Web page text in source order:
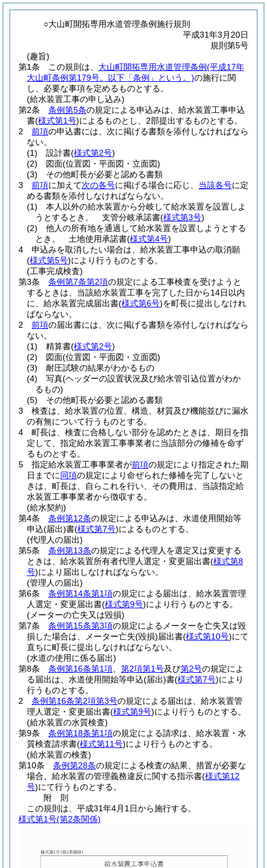
○大山町開拓専用水道管理条例施行規則
平成31年3月20日
規則第5号
(趣旨)
第1条
この規則は、 大山町開拓専用水道管理条例(平成17年
大山町条例第179号。以下「条例」という。)の施行に関
し、必要な事項を定めるものとする。
(給水装置工事の申し込み)
第2条
条例第5条の規定による申込みは、給水装置工事申込
書(様式第1号)によるものとし、2部提出するものとする。
2
前項の申込書には、次に掲げる書類を添付しなければなら
ない。
(1)
設計書(様式第2号)
(2)
図面(位置図・平面図・立面図)
(3)
その他町長が必要と認める書類
3
前項に加えて次の各号に掲げる場合に応じ、 当該各号に定
める書類を添付しなければならない。
(1)
本人以外の給水装置から分岐して給水装置を設置しよ
うとするとき。 支管分岐承諾書(様式第3号)
(2)
他人の所有地を通過して給水装置を設置しようとする
とき。 土地使用承諾書(様式第4号)
4
申込みを取消したい場合は、給水装置工事申込の取消願
(様式第5号)により行うものとする。
(工事完成検査)
第3条
条例第7条第2項の規定による工事検査を受けようと
するときは、当該給水装置工事を完了した日から14日以内
に、給水装置完成届出書(様式第6号)を町長に提出しなけれ
ばならない。
2
前項の届出書には、次に掲げる書類を添付しなければなら
ない。
(1)
精算書(様式第2号)
(2)
図面(位置図・平面図・立面図)
(3)
耐圧試験の結果がわかるもの
(4)
写真(ヘッダーの設置状況及び給水管引込位置がわか
るもの)
(5)
その他町長が必要と認める書類
3
検査は、給水装置の位置、構造、材質及び機能並びに漏水
の有無について行うものとする。
4
町長は、検査に合格しない部分を認めたときは、期日を指
定して、指定給水装置工事事業者に当該部分の修補を命ず
るものとする。
5
指定給水装置工事事業者が前項の規定により指定された期
日までに同項の規定により命ぜられた修補を完了しないと
きは、町長は、自らこれを行い、その費用は、当該指定給
水装置工事事業者から徴収する。
(給水契約)
第4条
条例第12条の規定による申込みは、水道使用開始等
申込(届出)書(様式第7号)によるものとする。
(代理人の届出)
第5条
条例第13条の規定による代理人を選定又は変更する
ときは、給水装置所有者代理人選定・変更届出書(様式第8
号)により届出しなければならない。
(管理人の届出)
第6条
条例第14条第1項の規定による届出は、給水装置管理
人選定・変更届出書(様式第9号)により行うものとする。
(メーターの亡失又は毀損)
第7条
条例第15条第3項の規定によるメーターを亡失又は毀
損した場合は、メーター亡失(毀損)届出書(様式第10号)にて
直ちに町長に提出しなければならない。
(水道の使用に係る届出)
第8条
条例第16条第1項 第2項第1号及び第2号の規定によ
る届出は、水道使用開始等申込(届出)書(様式第7号)により
行うものとする。
2
条例第16条第2項第3号の規定による届出は、給水装置管
理人選定・変更届出書(様式第9号)により行うものとする。
(給水装置の水質検査)
第9条
条例第18条第1項の規定による請求は、給水装置・水
質検査請求書(様式第11号)により行うものとする。
(給水装置の検査)
第10条
条例第28条の規定による検査の結果、措置が必要な
場合、給水装置の管理義務違反に関する指示書(様式第12
号)にて行うものとする。
附 則
この規則は、平成31年4月1日から施行する。
様式第1号(第2条関係)